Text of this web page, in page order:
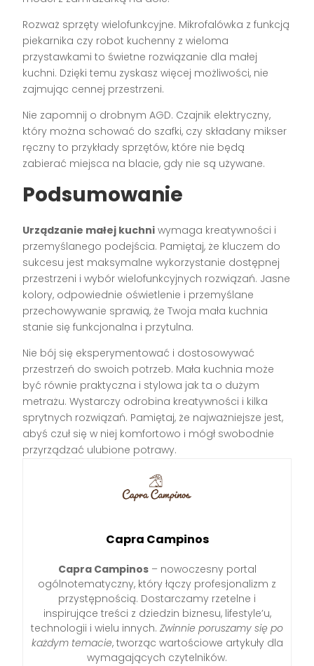
Rozważ sprzęty wielofunkcyjne. Mikrofalówka z funkcją
piekarnika czy robot kuchenny z wieloma
przystawkami to świetne rozwiązanie dla małej
kuchni. Dzięki temu zyskasz więcej możliwości, nie
zajmując cennej przestrzeni.
Nie zapomnij o drobnym AGD. Czajnik elektryczny,
który można schować do szafki, czy składany mikser
ręczny to przykłady sprzętów, które nie będą
zabierać miejsca na blacie, gdy nie są używane.
Podsumowanie
Urządzanie małej kuchni wymaga kreatywności i
przemyślanego podejścia. Pamiętaj, że kluczem do
sukcesu jest maksymalne wykorzystanie dostępnej
przestrzeni i wybór wielofunkcyjnych rozwiązań. Jasne
kolory, odpowiednie oświetlenie i przemyślane
przechowywanie sprawią, że Twoja mała kuchnia
stanie się funkcjonalna i przytulna.
Nie bój się eksperymentować i dostosowywać
przestrzeń do swoich potrzeb. Mała kuchnia może
być równie praktyczna i stylowa jak ta o dużym
metrażu. Wystarczy odrobina kreatywności i kilka
sprytnych rozwiązań. Pamiętaj, że najważniejsze jest,
abyś czuł się w niej komfortowo i mógł swobodnie
przyrządzać ulubione potrawy.
Capra Campinos
Capra Campinos– nowoczesny portal
ogólnotematyczny, który łączy profesjonalizm z
przystępnością. Dostarczamy rzetelne i
inspirujące treści z dziedzin biznesu, lifestyle’u,
technologii i wielu innych. Zwinnie poruszamy się po
każdym temacie, tworząc wartościowe artykuły dla
wymagających czytelników.